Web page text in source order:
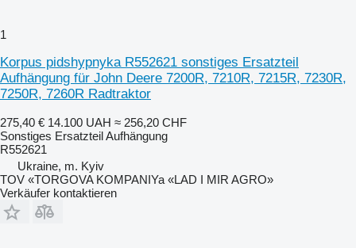
1
Korpus pidshypnyka R552621 sonstiges Ersatzteil
Aufhängung für John Deere 7200R, 7210R, 7215R, 7230R,
7250R, 7260R Radtraktor
275,40 € 14.100 UAH ≈ 256,20 CHF
Sonstiges Ersatzteil Aufhängung
R552621
Ukraine, m. Kyiv
TOV «TORGOVA KOMPANIYa «LAD I MIR AGRO»
Verkäufer kontaktieren